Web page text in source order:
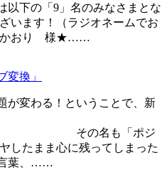
以下の「9」名のみなさまとな
います！（ラジオネームでお
★かおり 様★……
変換」
が変わる！ということで、新
も「ポジ
したまま心に残ってしまった
言葉、……